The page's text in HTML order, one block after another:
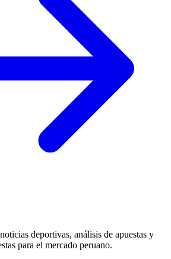
deportivas, análisis de apuestas y
para el mercado peruano.